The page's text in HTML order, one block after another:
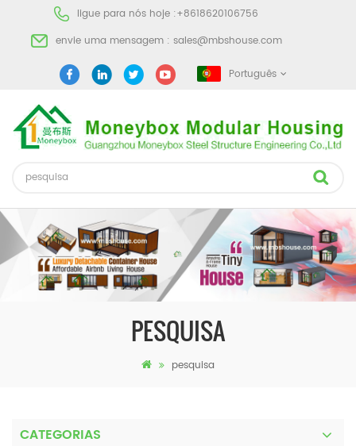
ligue para nós hoje :+8618620106756
envie uma mensagem : sales@mbshouse.com
Português
PESQUISA
pesquisa
CATEGORIAS